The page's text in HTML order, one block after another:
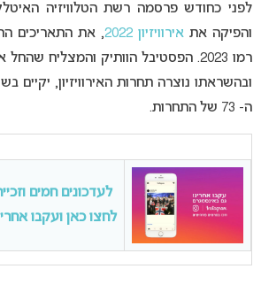
לפני כחודש פרסמה רשת הטלוויזיה
והפיקה את אירוויזיון 2022
, את התאריכים
רמו 2023.
ובהשראתו נוצרה תחרות האירוויזיון,
ה- 73 של התחרות.
לעדכונים חמים
לחצו כאן ועקבו